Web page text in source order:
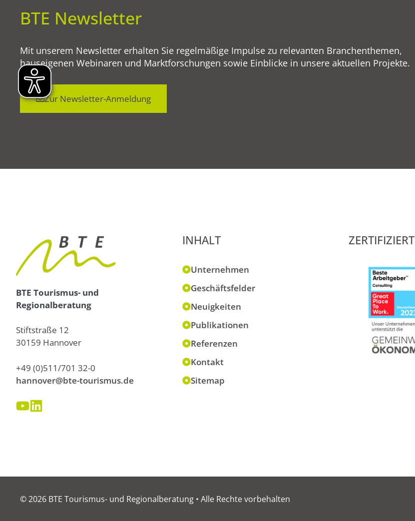
BTE Newsletter
Mit unserem Newsletter erhalten Sie regelmäßige Impulse zu relevanten Branchenthemen,
hauseigenen Webinaren und Marktforschungen sowie Einblicke in unsere aktuellen Projekte.
Zur Newsletter-Anmeldung
BTE Tourismus- und
Regionalberatung
Stiftstraße 12
30159 Hannover
+49 (0)511/701 32-0
hannover@bte-tourismus.de
INHALT
Unternehmen
Geschäftsfelder
Neuigkeiten
Publikationen
Referenzen
Kontakt
Sitemap
ZERTIFIZIERT
© 2026 BTE Tourismus- und Regionalberatung • Alle Rechte vorbehalten